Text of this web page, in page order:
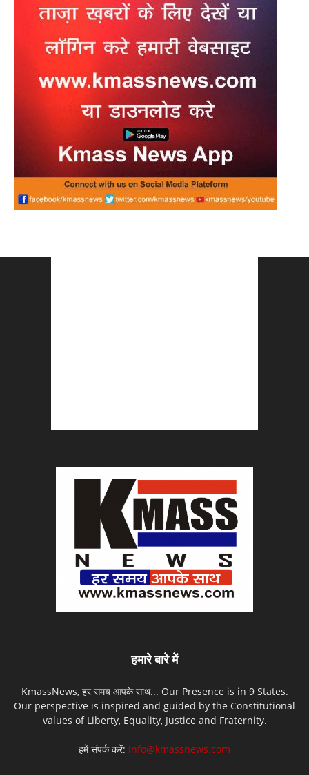
हमारे बारे में
KmassNews, हर समय आपके साथ... Our Presence is in 9 States.
Our perspective is inspired and guided by the Constitutional
values of Liberty, Equality, Justice and Fraternity.
हमें संपर्क करें: info@kmassnews.com